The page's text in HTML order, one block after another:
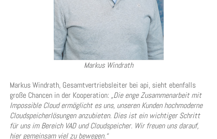
Markus Windrath
Markus Windrath, Gesamtvertriebsleiter bei api, sieht ebenfalls
große Chancen in der Kooperation: „Die enge Zusammenarbeit mit
Impossible Cloud ermöglicht es uns, unseren Kunden hochmoderne
Cloudspeicherlösungen anzubieten. Dies ist ein wichtiger Schritt
für uns im Bereich VAD und Cloudspeicher. Wir freuen uns darauf,
hier gemeinsam viel zu bewegen.“